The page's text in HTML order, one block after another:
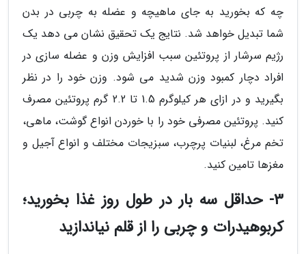
چه که بخورید به جای ماهیچه و عضله به چربی در بدن
شما تبدیل خواهد شد. نتایج یک تحقیق نشان می دهد یک
رژیم سرشار از پروتئین سبب افزایش وزن و عضله سازی در
افراد دچار کمبود وزن شدید می شود. وزن خود را در نظر
بگیرید و در ازای هر کیلوگرم 1.5 تا 2.2 گرم پروتئین مصرف
کنید. پروتئین مصرفی خود را با خوردن انواع گوشت، ماهی،
تخم مرغ، لبنیات پرچرب، سبزیجات مختلف و انواع آجیل و
مغزها تامین کنید.
3- حداقل سه بار در طول روز غذا بخورید؛
کربوهیدرات و چربی را از قلم نیاندازید